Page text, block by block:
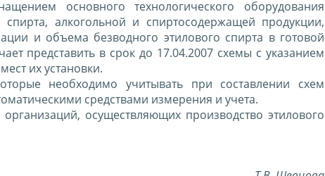
основного технологического оборудования
алкогольной и спиртосодержащей продукции,
и объема безводного этилового спирта в готовой
представить в срок до 17.04.2007 схемы с указанием
их установки.
необходимо учитывать при составлении схем
средствами измерения и учета.
осуществляющих производство этилового